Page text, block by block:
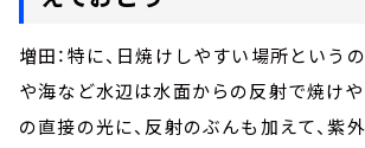
増田：特に、日焼けしやすい場所という
や海など水辺は水面からの反射で焼け
の直接の光に、反射のぶんも加えて、紫